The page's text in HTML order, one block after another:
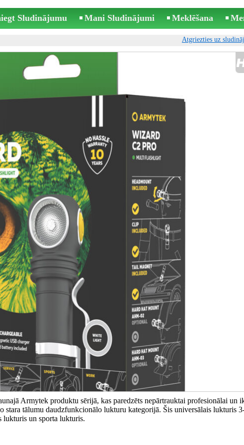
Sludinājumu Mani Sludinājumi Meklēšana
Atgriezties uz
Armytek produktu sērijā, kas paredzēts nepārtrauktai profesionālai un
stara tālumu daudzfunkcionālo lukturu kategorijā. Šis universālais lukturis
lukturis un sporta lukturis.